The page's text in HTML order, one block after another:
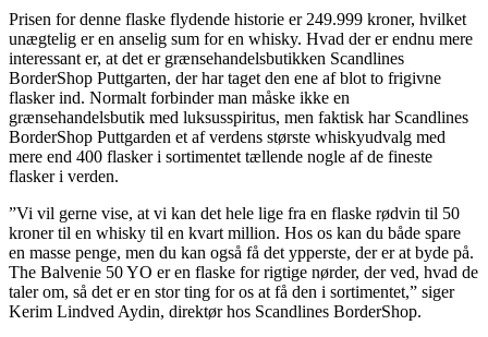
Prisen for denne flaske flydende historie er 249.999 kroner, hvilket
unægtelig er en anselig sum for en whisky. Hvad der er endnu mere
interessant er, at det er grænsehandelsbutikken Scandlines
BorderShop Puttgarten, der har taget den ene af blot to frigivne
flasker ind. Normalt forbinder man måske ikke en
grænsehandelsbutik med luksusspiritus, men faktisk har Scandlines
BorderShop Puttgarden et af verdens største whiskyudvalg med
mere end 400 flasker i sortimentet tællende nogle af de fineste
flasker i verden.
”Vi vil gerne vise, at vi kan det hele lige fra en flaske rødvin til 50
kroner til en whisky til en kvart million. Hos os kan du både spare
en masse penge, men du kan også få det ypperste, der er at byde på.
The Balvenie 50 YO er en flaske for rigtige nørder, der ved, hvad de
taler om, så det er en stor ting for os at få den i sortimentet,” siger
Kerim Lindved Aydin, direktør hos Scandlines BorderShop.